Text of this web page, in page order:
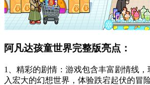
阿凡达孩童世界完整版亮点：
1、精彩的剧情：游戏包含丰富剧情线
入宏大的幻想世界，体验跌宕起伏的冒险